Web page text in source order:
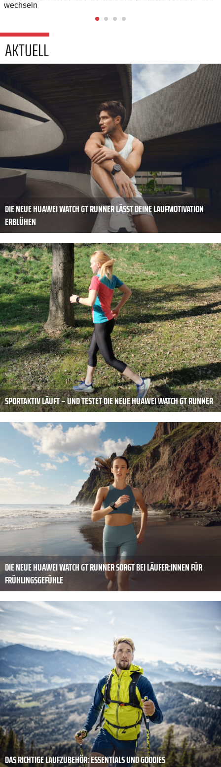
wechseln
AKTUELL
DIE NEUE HUAWEI WATCH GT RUNNER LÄSST DEINE LAUFMOTIVATION
ERBLÜHEN
SPORTAKTIV LÄUFT – UND TESTET DIE NEUE HUAWEI WATCH GT RUNNER
DIE NEUE HUAWEI WATCH GT RUNNER SORGT BEI LÄUFER:INNEN FÜR
FRÜHLINGSGEFÜHLE
DAS RICHTIGE LAUFZUBEHÖR: ESSENTIALS UND GOODIES